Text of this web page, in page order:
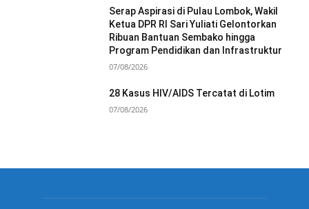
Serap Aspirasi di Pulau Lombok, Wakil
Ketua DPR RI Sari Yuliati Gelontorkan
Ribuan Bantuan Sembako hingga
Program Pendidikan dan Infrastruktur
07/08/2026
28 Kasus HIV/AIDS Tercatat di Lotim
07/08/2026